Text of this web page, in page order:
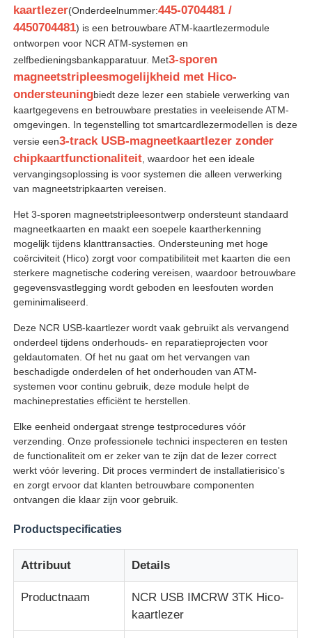
Thuis
Producten
Videos
Over ons
Fabrieksreis
Kwaliteitscontrole
Contacteer ons
Vraag een offerte aan
kaartlezer(Onderdeelnummer:445-0704481 /
4450704481) is een betrouwbare ATM-kaartlezermodule
ontworpen voor NCR ATM-systemen en
zelfbedieningsbankapparatuur. Met3-sporen
magneetstripleesmogelijkheid met Hico-
ondersteuningbiedt deze lezer een stabiele verwerking van
kaartgegevens en betrouwbare prestaties in veeleisende ATM-
omgevingen. In tegenstelling tot smartcardlezermodellen is deze
versie een3-track USB-magneetkaartlezer zonder
chipkaartfunctionaliteit , waardoor het een ideale
vervangingsoplossing is voor systemen die alleen verwerking
van magneetstripkaarten vereisen.
Het 3-sporen magneetstripleesontwerp ondersteunt standaard
magneetkaarten en maakt een soepele kaartherkenning
mogelijk tijdens klanttransacties. Ondersteuning met hoge
coërciviteit (Hico) zorgt voor compatibiliteit met kaarten die een
sterkere magnetische codering vereisen, waardoor betrouwbare
gegevensvastlegging wordt geboden en leesfouten worden
geminimaliseerd.
Deze NCR USB-kaartlezer wordt vaak gebruikt als vervangend
onderdeel tijdens onderhouds- en reparatieprojecten voor
geldautomaten. Of het nu gaat om het vervangen van
beschadigde onderdelen of het onderhouden van ATM-
systemen voor continu gebruik, deze module helpt de
machineprestaties efficiënt te herstellen.
Elke eenheid ondergaat strenge testprocedures vóór
verzending. Onze professionele technici inspecteren en testen
de functionaliteit om er zeker van te zijn dat de lezer correct
werkt vóór levering. Dit proces vermindert de installatierisico's
en zorgt ervoor dat klanten betrouwbare componenten
ontvangen die klaar zijn voor gebruik.
Productspecificaties
Attribuut Details
Productnaam
NCR USB IMCRW 3TK Hico-
kaartlezer